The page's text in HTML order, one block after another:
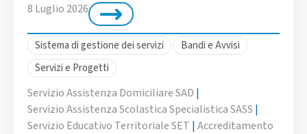
8 Luglio 2026
Sistema di gestione dei servizi
Bandi e Avvisi
Servizi e Progetti
Servizio Assistenza Domiciliare SAD |
Servizio Assistenza Scolastica Specialistica SASS |
Servizio Educativo Territoriale SET |Accreditamento